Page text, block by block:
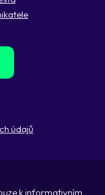
údajů
k informativním